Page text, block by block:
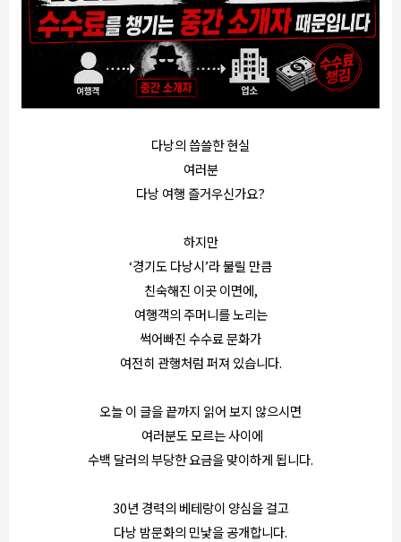
다낭의 씁쓸한 현실
여러분
다낭 여행 즐거우신가요?
하지만
‘경기도 다낭시’라 불릴 만큼
친숙해진 이곳 이면에,
여행객의 주머니를 노리는
썩어빠진 수수료 문화가
여전히 관행처럼 퍼져 있습니다.
오늘 이 글을 끝까지 읽어 보지 않으시면
여러분도 모르는 사이에
수백 달러의 부당한 요금을 맞이하게 됩니다.
30년 경력의 베테랑이 양심을 걸고
다낭 밤문화의 민낯을 공개합니다.